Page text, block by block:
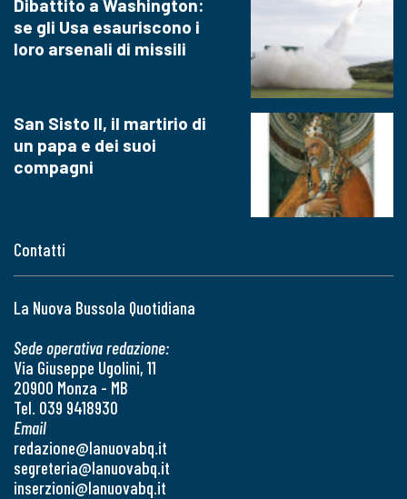
Contatti
La Nuova Bussola Quotidiana
Sede operativa redazione:
Via Giuseppe Ugolini, 11
20900 Monza - MB
Tel. 039 9418930
Email
redazione@lanuovabq.it
segreteria@lanuovabq.it
inserzioni@lanuovabq.it
Dibattito a Washington:
se gli Usa esauriscono i
loro arsenali di missili
San Sisto II, il martirio di
un papa e dei suoi
compagni